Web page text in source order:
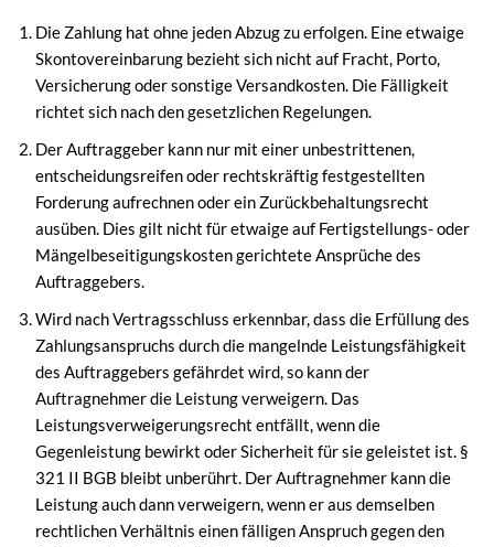
Die Zahlung hat ohne jeden Abzug zu erfolgen. Eine etwaige
Skontovereinbarung bezieht sich nicht auf Fracht, Porto,
Versicherung oder sonstige Versandkosten. Die Fälligkeit
richtet sich nach den gesetzlichen Regelungen.
Der Auftraggeber kann nur mit einer unbestrittenen,
entscheidungsreifen oder rechtskräftig festgestellten
Forderung aufrechnen oder ein Zurückbehaltungsrecht
ausüben. Dies gilt nicht für etwaige auf Fertigstellungs- oder
Mängelbeseitigungskosten gerichtete Ansprüche des
Auftraggebers.
Wird nach Vertragsschluss erkennbar, dass die Erfüllung des
Zahlungsanspruchs durch die mangelnde Leistungsfähigkeit
des Auftraggebers gefährdet wird, so kann der
Auftragnehmer die Leistung verweigern. Das
Leistungsverweigerungsrecht entfällt, wenn die
Gegenleistung bewirkt oder Sicherheit für sie geleistet ist. §
321 II BGB bleibt unberührt. Der Auftragnehmer kann die
Leistung auch dann verweigern, wenn er aus demselben
rechtlichen Verhältnis einen fälligen Anspruch gegen den